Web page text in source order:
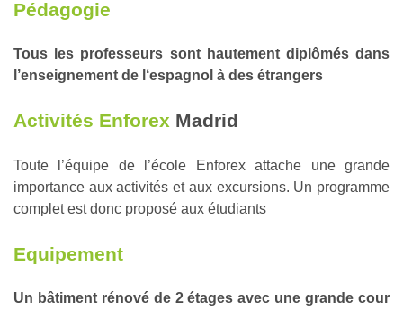
Pédagogie
Tous les professeurs sont hautement diplômés dans
l’enseignement de l‘espagnol à des étrangers
Activités Enforex Madrid
Toute l’équipe de l’école Enforex attache une grande
importance aux activités et aux excursions. Un programme
complet est donc proposé aux étudiants
Equipement
Un bâtiment rénové de 2 étages avec une grande cour